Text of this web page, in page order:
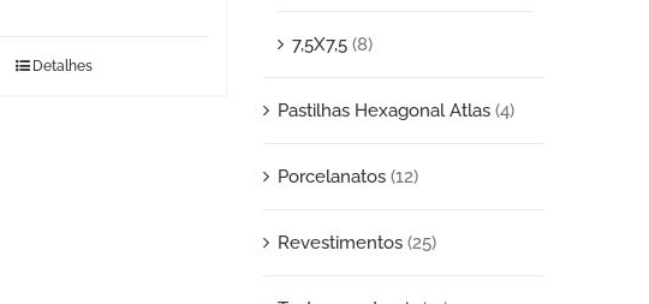
Detalhes
7,5X7,5 (8)
Pastilhas Hexagonal Atlas (4)
Porcelanatos (12)
Revestimentos (25)